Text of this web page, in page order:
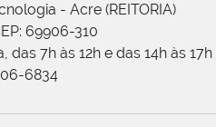
- Acre (REITORIA)
69906-310
7h às 12h e das 14h às 17h
6834